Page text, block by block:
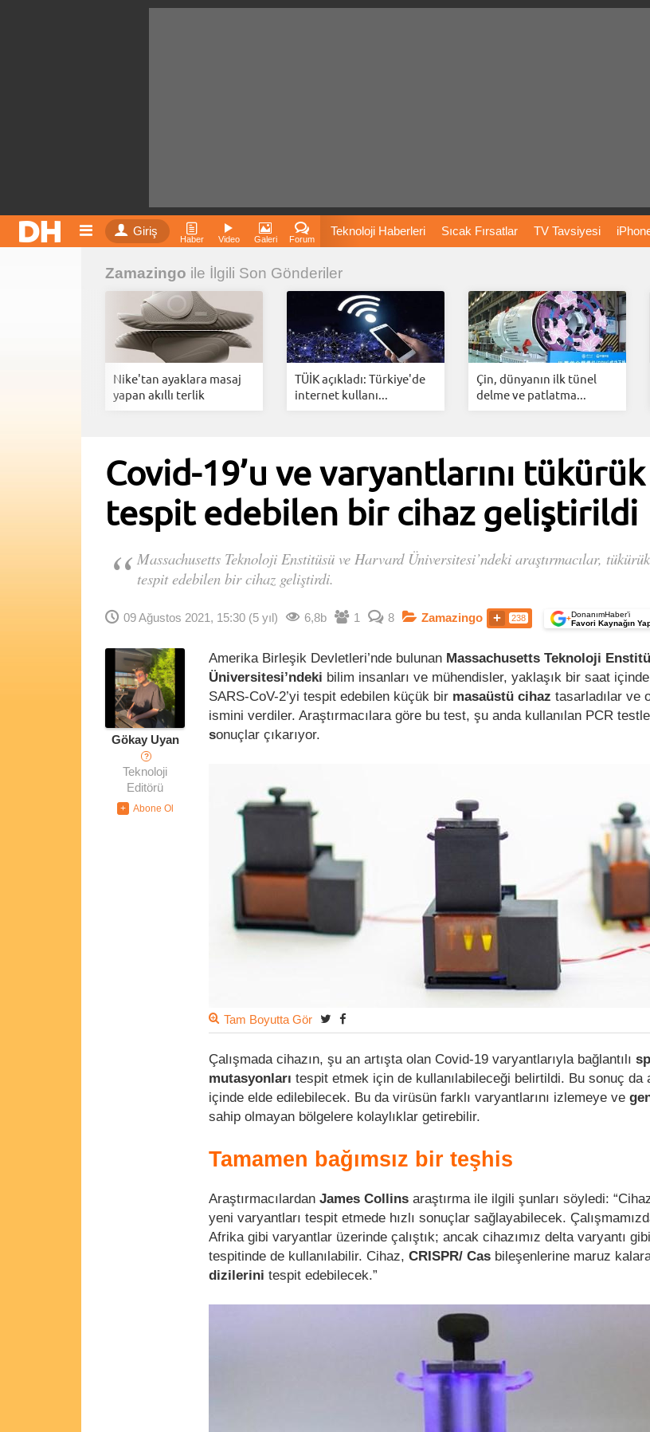
Giriş
Haber Video Galeri Forum
Teknoloji Haberleri Sıcak Fırsatlar TV Tavsiyesi
Film
Fiyatları Filmler Bitcoin Dizi Önerileri
İnstagram Dondurma İnstagram Çöktü Mü
Zamazingo ile İlgili Son Gönderiler
Nike'tan ayaklara masaj
yapan akıllı terlik
TÜİK açıkladı: Türkiye'de
internet kullanı...
Çin, dünyanın ilk tünel
delme ve patlatma...
Covid-19’u ve varyantlarını
tespit edebilen bir cihaz geliştirildi
Massachusetts Teknoloji Enstitüsü ve Harvard Üniversitesi’ndeki araştırmacılar,
tespit edebilen bir cihaz geliştirdi.
09 Ağustos 2021, 15:30 (5 yıl) 6,8b 1 8 Zamazingo 238 +DonanımHaber’i
Favori Kaynağın
Gökay Uyan
?
Teknoloji
Editörü
Amerika Birleşik Devletleri’nde bulunan Massachusetts Teknoloji
Üniversitesi’ndeki bilim insanları ve mühendisler, yaklaşık bir saat
SARS-CoV-2’yi tespit edebilen küçük bir masaüstü cihaz tasarladılar ve
ismini verdiler. Araştırmacılara göre bu test, şu anda kullanılan PCR
sonuçlar çıkarıyor.
Tam Boyutta Gör
Çalışmada cihazın, şu an artışta olan Covid-19 varyantlarıyla bağlantılı
mutasyonları tespit etmek için de kullanılabileceği belirtildi. Bu sonuç da
içinde elde edilebilecek. Bu da virüsün farklı varyantlarını izlemeye ve
sahip olmayan bölgelere kolaylıklar getirebilir.
Tamamen bağımsız bir teşhis
Araştırmacılardan James Collins araştırma ile ilgili şunları söyledi:
yeni varyantları tespit etmede hızlı sonuçlar sağlayabilecek.
Afrika gibi varyantlar üzerinde çalıştık; ancak cihazımız delta varyantı
tespitinde de kullanılabilir. Cihaz, CRISPR/ Cas bileşenlerine maruz
dizilerini tespit edebilecek.”